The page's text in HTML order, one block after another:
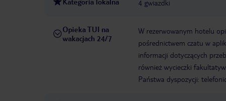
4 gwiazdki
Opieka TUI na
wakacjach 24/7
W rezerwowanym hotelu
pośrednictwem czatu w
informacji dotyczących
również wycieczki
Państwa dyspozycji: